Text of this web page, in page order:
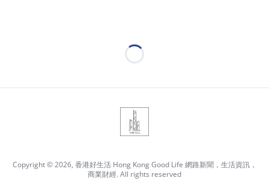
Loading...
Copyright © 2026, 香港好生活 Hong Kong Good Life 網路新聞，生活資訊，
商業財經. All rights reserved